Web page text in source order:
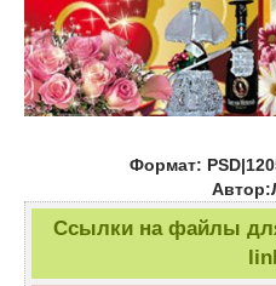
Формат:
Ссылки на файлы